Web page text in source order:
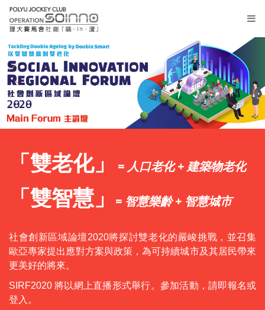
大
堂
名
專
討
主
論
壇
「雙老化」 = 人口老化 + 建築物老化
「雙智慧」 = 智慧樂齡 + 智慧城市
社會創新區域論壇2020將探討雙老化的嚴峻挑戰，並召集
歐亞專家提出應對方案與政策，為可持續城市及其居民帶來
更美好的將來。
SIRF2020 將以網上直播形式舉行。參加活動，請即報名或
登入。